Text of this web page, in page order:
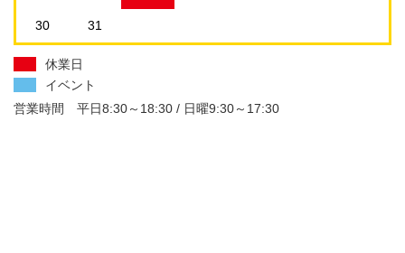
30 31
休業日
イベント